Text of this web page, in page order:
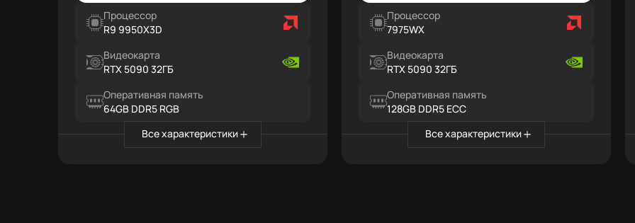
Процессор
R9 9950X3D
Видеокарта
RTX 5090 32ГБ
Оперативная память
64GB DDR5 RGB
Все характеристики
Процессор
7975WX
Видеокарта
RTX 5090 32ГБ
Оперативная память
128GB DDR5 ECC
Все характеристики